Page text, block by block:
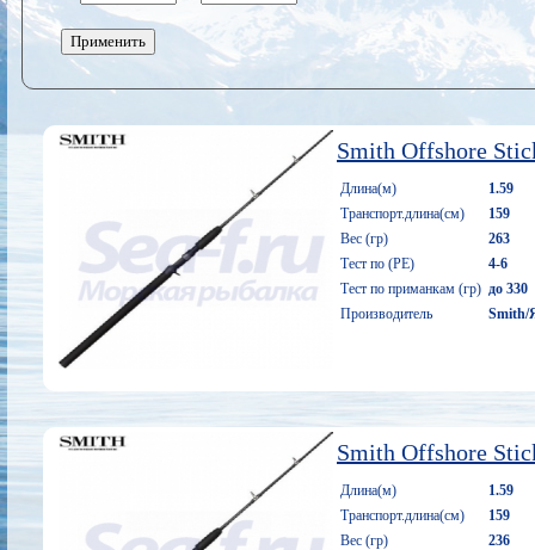
Применить
Smith Offshore
Длина(м)
1.59
Транспорт.длина(см)
159
Вес (гр)
263
Тест по (PE)
4-6
Тест по приманкам (гр) до 330
Производитель
Smith/
Smith Offshore
Длина(м)
1.59
Транспорт.длина(см)
159
Вес (гр)
236